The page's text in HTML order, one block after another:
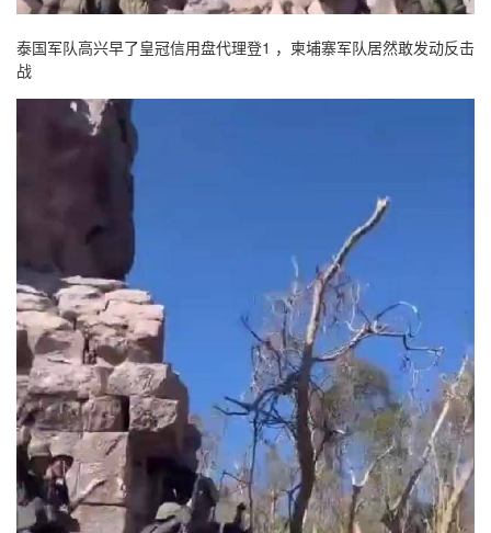
泰国军队高兴早了皇冠信用盘代理登1 ，柬埔寨军队居然敢发动反击
战